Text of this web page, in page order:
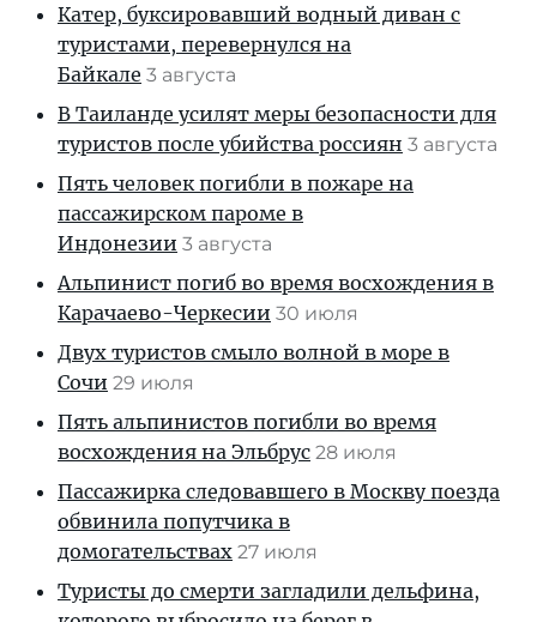
Катер, буксировавший водный диван с
туристами, перевернулся на
Байкале 3 августа
В Таиланде усилят меры безопасности для
туристов после убийства россиян 3 августа
Пять человек погибли в пожаре на
пассажирском пароме в
Индонезии 3 августа
Альпинист погиб во время восхождения в
Карачаево-Черкесии 30 июля
Двух туристов смыло волной в море в
Сочи 29 июля
Пять альпинистов погибли во время
восхождения на Эльбрус 28 июля
Пассажирка следовавшего в Москву поезда
обвинила попутчика в
домогательствах 27 июля
Туристы до смерти загладили дельфина,